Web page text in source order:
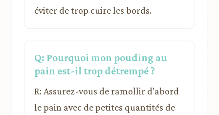
éviter de trop cuire les bords.
Q: Pourquoi mon pouding au
pain est-il trop détrempé ?
R: Assurez-vous de ramollir d'abord
le pain avec de petites quantités de